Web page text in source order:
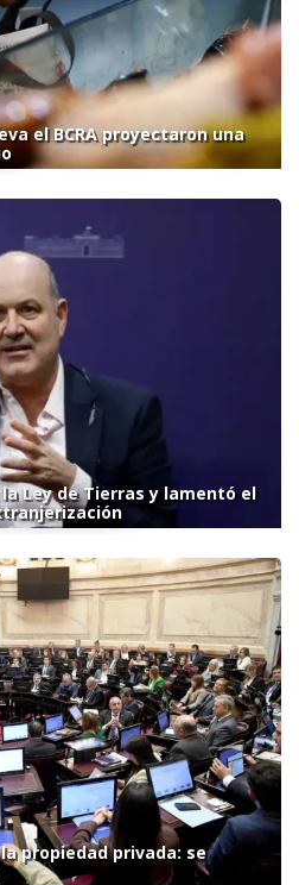
el BCRA proyectaron una
Ley de Tierras y lamentó el
propiedad privada: se